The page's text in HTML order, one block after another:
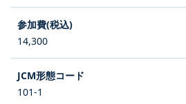
14,300
101-1